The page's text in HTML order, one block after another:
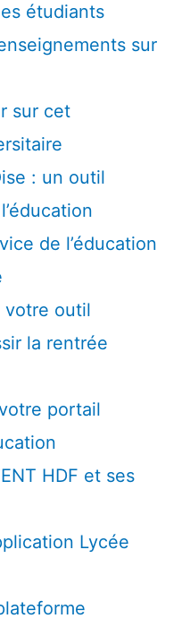
étudiants
sur
sur cet
: un outil
de l’éducation
votre outil
la rentrée
portail
HDF et ses
Lycée